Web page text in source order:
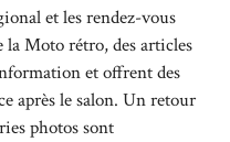
et les rendez-vous
la Moto rétro, des articles
et offrent des
après le salon. Un retour
photos sont